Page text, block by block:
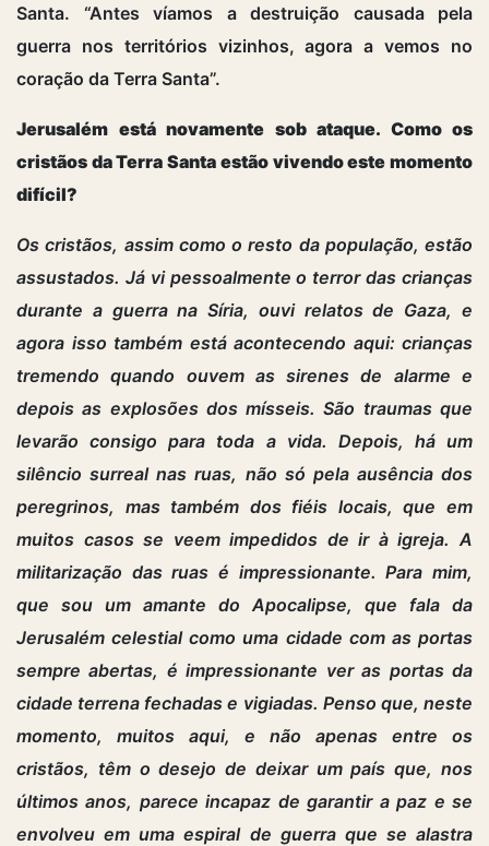
Santa. “Antes víamos a destruição causada pela
guerra nos territórios vizinhos, agora a vemos no
coração da Terra Santa”.
Jerusalém está novamente sob ataque. Como os
cristãos da Terra Santa estão vivendo este momento
difícil?
Os cristãos, assim como o resto da população, estão
assustados. Já vi pessoalmente o terror das crianças
durante a guerra na Síria, ouvi relatos de Gaza, e
agora isso também está acontecendo aqui: crianças
tremendo quando ouvem as sirenes de alarme e
depois as explosões dos mísseis. São traumas que
levarão consigo para toda a vida. Depois, há um
silêncio surreal nas ruas, não só pela ausência dos
peregrinos, mas também dos fiéis locais, que em
muitos casos se veem impedidos de ir à igreja. A
militarização das ruas é impressionante. Para mim,
que sou um amante do Apocalipse, que fala da
Jerusalém celestial como uma cidade com as portas
sempre abertas, é impressionante ver as portas da
cidade terrena fechadas e vigiadas. Penso que, neste
momento, muitos aqui, e não apenas entre os
cristãos, têm o desejo de deixar um país que, nos
últimos anos, parece incapaz de garantir a paz e se
envolveu em uma espiral de guerra que se alastra